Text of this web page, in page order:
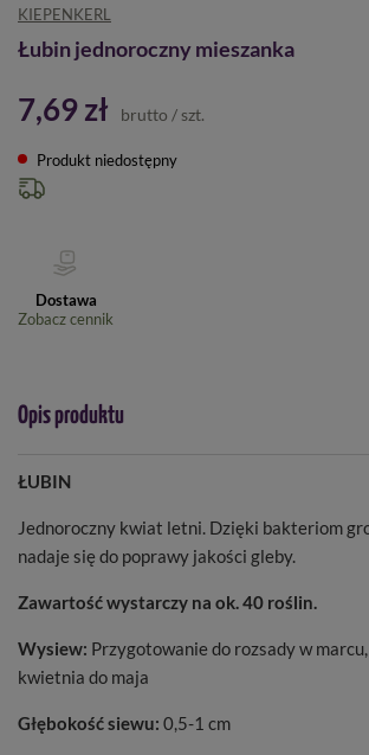
KIEPENKERL
Łubin jednoroczny mieszanka
7,69 zł brutto / szt.
Produkt niedostępny
Dostawa
Zobacz cennik
Opis produktu
ŁUBIN
Jednoroczny kwiat letni. Dzięki bakteriom
nadaje się do poprawy jakości gleby.
Zawartość wystarczy na ok. 40 roślin.
Wysiew: Przygotowanie do rozsady w
kwietnia do maja
Głębokość siewu: 0,5-1 cm